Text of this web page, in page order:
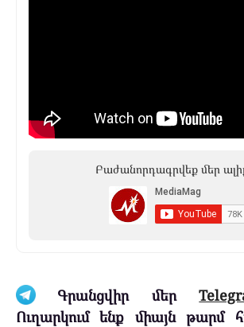
Բաժանորդագրվեք մեր
Գրանցվիր մեր
Ուղարկում ենք միայն թարմ